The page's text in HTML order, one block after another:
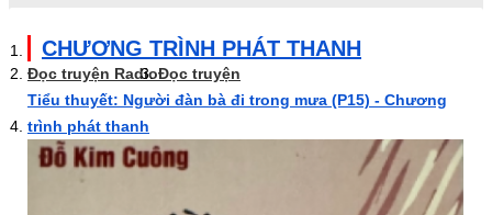
CHƯƠNG TRÌNH PHÁT THANH
Đọc truyện RadioĐọc truyện
Tiểu thuyết: Người đàn bà đi trong mưa (P15) - Chương
trình phát thanh